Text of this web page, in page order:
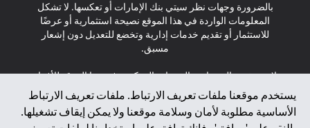
يستخدم موقعنا ملفات تعريف الارتباط. ملفات تعريف الارتباط
الأساسية مطلوبة لأمان وسلامة موقعنا ولا يمكن إيقاف تشغيلها.
بالضرورة وجهات نظر سيتي بنك الإمارات أو تعكسها. لا تشكل
المعلومات الواردة في هذا الموقع نصيحة استثمارية أو عرضًا
للاستثمار أو تقديم خدمات إدارية وتخضع للتعديل دون إشعار
مسبق.
لا يتم تقديم المنتجات والخدمات المذكورة في هذا الموقع للأفراد
المقيمين في الاتحاد الأوروبي أو المنطقة الاقتصادية الأوروبية أو
سويسرا أو غيرنسي أو جيرسي أو موناكو أو سان مارينو أو
الفاتيكان أو جزيرة مان أو المملكة المتحدة أو خصوصية البيانات